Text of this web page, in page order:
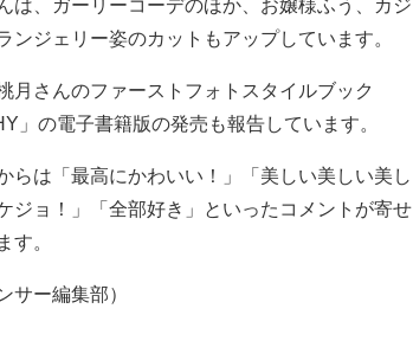
は、ガーリーコーデのほか、お嬢様ふう、カジ
ンジェリー姿のカットもアップしています。
月さんのファーストフォトスタイルブック
」の電子書籍版の発売も報告しています。
らは「最高にかわいい！」「美しい美しい美し
ジョ！」「全部好き」といったコメントが寄せ
す。
サー編集部）